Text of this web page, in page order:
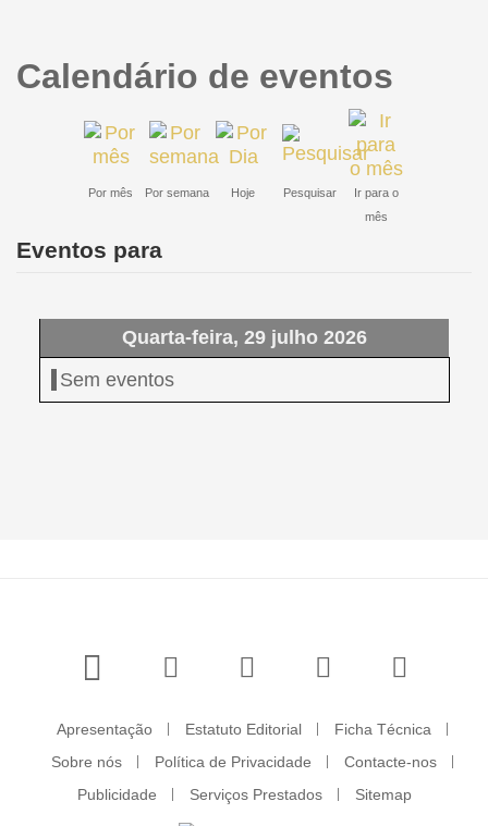
Calendário de eventos
Por mês Por semana Hoje Pesquisar
Ir para o
mês
Eventos para
Quarta-feira, 29 julho 2026
Sem eventos
Apresentação Estatuto Editorial
Ficha Técnica
Sobre nós
Política de Privacidade
Contacte-nos
Publicidade
Serviços Prestados Sitemap